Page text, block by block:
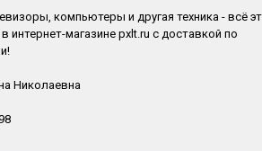
компьютеры и другая техника - всё
интернет-магазине pxlt.ru с доставкой по
Николаевна